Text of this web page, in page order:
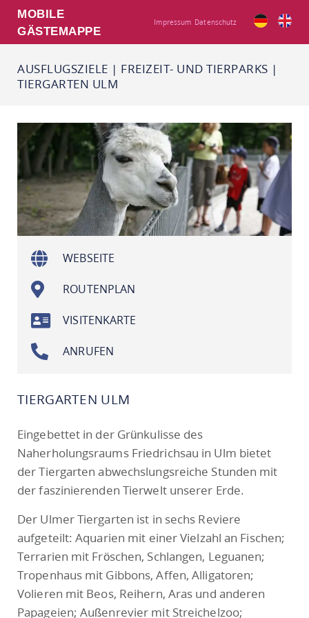
MOBILE
GÄSTEMAPPE
Impressum Datenschutz
AUSFLUGSZIELE | FREIZEIT- UND TIERPARKS |
TIERGARTEN ULM
WEBSEITE
ROUTENPLAN
VISITENKARTE
ANRUFEN
TIERGARTEN ULM
Eingebettet in der Grünkulisse des
Naherholungsraums Friedrichsau in Ulm bietet
der Tiergarten abwechslungsreiche Stunden mit
der faszinierenden Tierwelt unserer Erde.
Der Ulmer Tiergarten ist in sechs Reviere
aufgeteilt: Aquarien mit einer Vielzahl an Fischen;
Terrarien mit Fröschen, Schlangen, Leguanen;
Tropenhaus mit Gibbons, Affen, Alligatoren;
Volieren mit Beos, Reihern, Aras und anderen
Papageien; Außenrevier mit Streichelzoo;